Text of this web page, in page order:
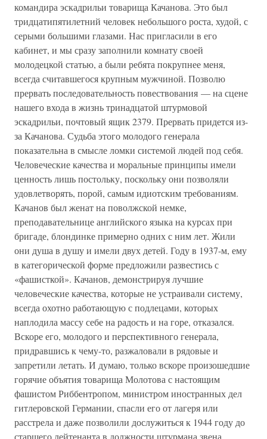
командира эскадрильи товарища Качанова. Это был
тридцатипятилетний человек небольшого роста, худой, с
серыми большими глазами. Нас пригласили в его
кабинет, и мы сразу заполнили комнату своей
молодецкой статью, а были ребята покрупнее меня,
всегда считавшегося крупным мужчиной. Позволю
прервать последовательность повествования — на сцене
нашего входа в жизнь тринадцатой штурмовой
эскадрильи, почтовый ящик 2379. Прервать придется из-
за Качанова. Судьба этого молодого генерала
показательна в смысле ломки системой людей под себя.
Человеческие качества и моральные принципы имели
ценность лишь постольку, поскольку они позволяли
удовлетворять, порой, самым идиотским требованиям.
Качанов был женат на поволжской немке,
преподавательнице английского языка на курсах при
бригаде, блондинке примерно одних с ним лет. Жили
они душа в душу и имели двух детей. Году в 1937-м, ему
в категорической форме предложили развестись с
«фашисткой». Качанов, демонстрируя лучшие
человеческие качества, которые не устраивали систему,
всегда охотно работающую с подлецами, которых
наплодила массу себе на радость и на горе, отказался.
Вскоре его, молодого и перспективного генерала,
придравшись к чему-то, разжаловали в рядовые и
запретили летать. И думаю, только вскоре произошедшие
горячие объятия товарища Молотова с настоящим
фашистом Риббентропом, министром иностранных дел
гитлеровской Германии, спасли его от лагеря или
расстрела и даже позволили дослужиться к 1944 году до
старшего лейтенанта в должности штурмана звена.